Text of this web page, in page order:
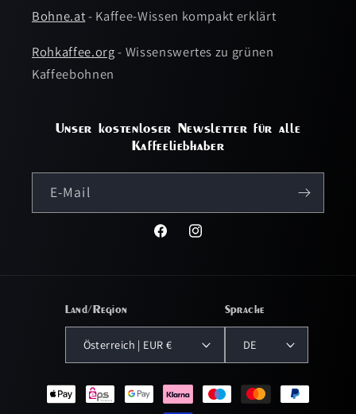
Bohne.at- Kaffee-Wissen kompakt erklärt
Rohkaffee.org- Wissenswertes zu grünen
Kaffeebohnen
Unser kostenloser Newsletter für alle
Kaffeeliebhaber
E-Mail
FacebookInstagram
Land/Region
Österreich | EUR €
Sprache
DE
Zahlungsmethoden